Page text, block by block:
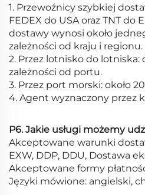
1. Przewoźnicy szybkiej
FEDEX do USA oraz TNT do
dostawy wynosi około
zależności od kraju i regionu.
2. Przez lotnisko do lotniska:
zależności od portu.
3. Przez port morski: około
4. Agent wyznaczony przez
P6. Jakie usługi możemy
Akceptowane warunki
EXW, DDP, DDU, Dostawa
Akceptowane formy
Języki mówione: angielski,